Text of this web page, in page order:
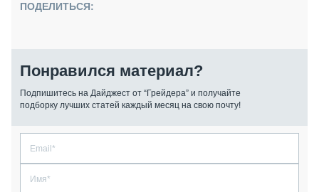
ПОДЕЛИТЬСЯ:
Понравился материал?
Подпишитесь на Дайджест от “Грейдера” и получайте
подборку лучших статей каждый месяц на свою почту!